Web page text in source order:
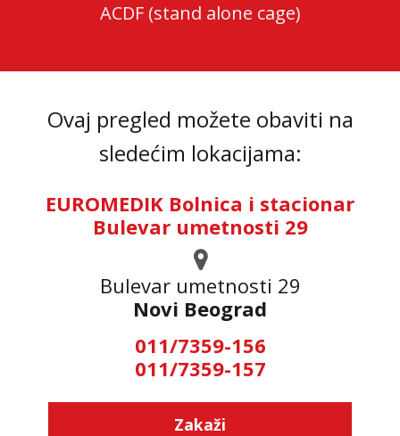
ACDF (stand alone cage)
Ovaj pregled možete obaviti na
sledećim lokacijama:
EUROMEDIK Bolnica i stacionar
Bulevar umetnosti 29
Bulevar umetnosti 29
Novi Beograd
011/7359-156
011/7359-157
Zakaži